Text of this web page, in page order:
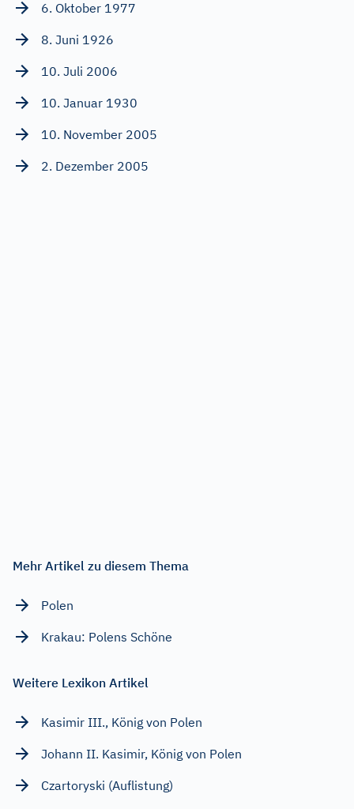
6. Oktober 1977
8. Juni 1926
10. Juli 2006
10. Januar 1930
10. November 2005
2. Dezember 2005
Mehr Artikel zu diesem Thema
Polen
Krakau: Polens Schöne
Weitere Lexikon Artikel
Kasimir III., König von Polen
Johann II. Kasimir, König von Polen
Czartoryski (Auflistung)